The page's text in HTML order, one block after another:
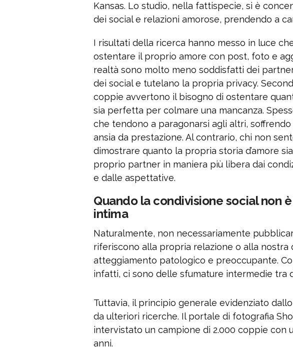
Kansas. Lo studio, nella fattispecie, si è
dei social e relazioni amorose, prendendo a
I risultati della ricerca hanno messo in luce
ostentare il proprio amore con post, foto e
realtà sono molto meno soddisfatti dei
dei social e tutelano la propria privacy.
coppie avvertono il bisogno di ostentare
sia perfetta per colmare una mancanza.
che tendono a paragonarsi agli altri,
ansia da prestazione. Al contrario, chi non
dimostrare quanto la propria storia d’amore
proprio partner in maniera più libera dai
e dalle aspettative.
Quando la condivisione social non
intima
Naturalmente, non necessariamente
riferiscono alla propria relazione o alla nostra
atteggiamento patologico e preoccupante.
infatti, ci sono delle sfumature intermedie tra
Tuttavia, il principio generale evidenziato
da ulteriori ricerche. Il portale di fotografia
intervistato un campione di 2.000 coppie con
anni.